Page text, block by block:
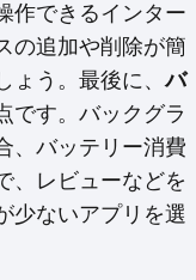
作できるインター
の追加や削除が簡
ょう。最後に、バ
です。バックグラ
、バッテリー消費
、レビューなどを
少ないアプリを選